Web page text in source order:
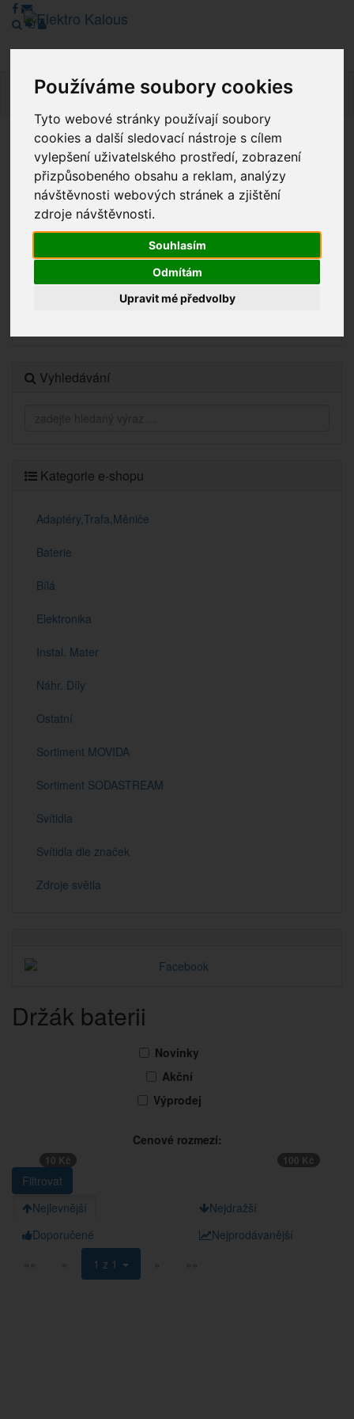
Používáme soubory cookies
Tyto webové stránky používají soubory
cookies a další sledovací nástroje s cílem
vylepšení uživatelského prostředí, zobrazení
přizpůsobeného obsahu a reklam, analýzy
návštěvnosti webových stránek a zjištění
zdroje návštěvnosti.
Souhlasím
Odmítám
Upravit mé předvolby
Vážení zákazníci, v tuto chvíli je Náš internetový obchod v
režimu Katalogu. Objednávky on-line nyní nelze vyřídit.
Děkujeme za pochopení.
Novinky
Vyhledávání
Kategorie e-shopu
Adaptéry,Trafa,Měniče
Baterie
Bílá
Elektronika
Instal. Mater
Náhr. Díly
Ostatní
Sortiment MOVIDA
Sortiment SODASTREAM
Svítidla
Svítidla dle značek
Zdroje světla
Držák baterii
Novinky
Akční
Výprodej
Cenové rozmezí:
10 Kč 100 Kč
Nejlevnější
Nejdražší
Doporučené
Nejprodávanější
««
« 1 z 1 » »»